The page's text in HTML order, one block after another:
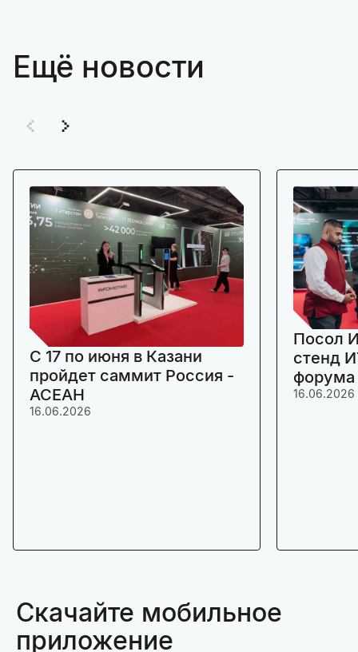
Ещё новости
C 17 по июня в Казани
пройдет саммит Россия -
АСЕАН
16.06.2026
Посол
стенд
16.06.2026
Скачайте мобильное
приложение